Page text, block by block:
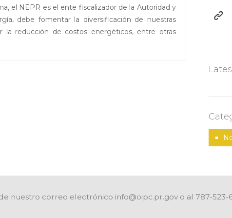
el NEPR es el ente fiscalizador de la Autoridad y
debe fomentar la diversificación de nuestras
la reducción de costos energéticos, entre otras
nuestro correo electrónico info@oipc.pr.gov o al 787-523-